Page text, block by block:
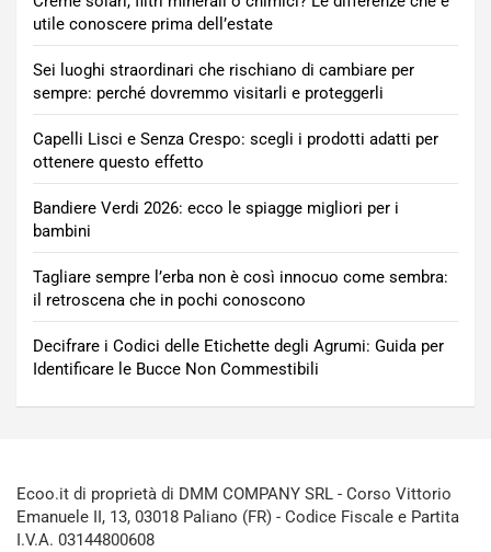
utile conoscere prima dell’estate
Sei luoghi straordinari che rischiano di cambiare per
sempre: perché dovremmo visitarli e proteggerli
Capelli Lisci e Senza Crespo: scegli i prodotti adatti per
ottenere questo effetto
Bandiere Verdi 2026: ecco le spiagge migliori per i
bambini
Tagliare sempre l’erba non è così innocuo come sembra:
il retroscena che in pochi conoscono
Decifrare i Codici delle Etichette degli Agrumi: Guida per
Identificare le Bucce Non Commestibili
Ecoo.it di proprietà di DMM COMPANY SRL - Corso Vittorio
Emanuele II, 13, 03018 Paliano (FR) - Codice Fiscale e Partita
I.V.A. 03144800608